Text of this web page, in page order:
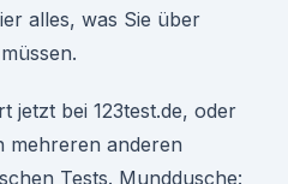
alles, was Sie über
jetzt bei 123test.de, oder
mehreren anderen
Tests. Munddusche: